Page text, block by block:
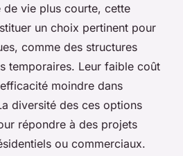
de vie plus courte, cette
un choix pertinent pour
comme des structures
temporaires. Leur faible coût
moindre dans
diversité des ces options
répondre à des projets
ou commerciaux.